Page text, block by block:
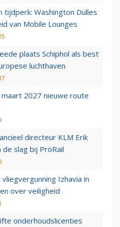
tijdperk: Washington Dulles
van Mobile Lounges
plaats Schiphol als best
luchthaven
2027 nieuwe route
directeur KLM Erik
de slag bij ProRail
Izhavia in
over veiligheid
onderhoudslicenties